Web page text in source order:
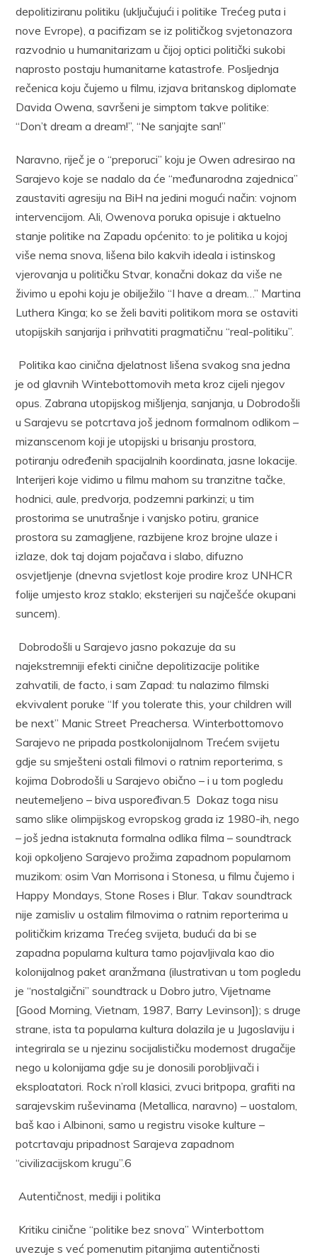
depolitiziranu politiku (uključujući i politike Trećeg puta i
nove Evrope), a pacifizam se iz političkog svjetonazora
razvodnio u humanitarizam u čijoj optici politički sukobi
naprosto postaju humanitarne katastrofe. Posljednja
rečenica koju čujemo u filmu, izjava britanskog diplomate
Davida Owena, savršeni je simptom takve politike:
“Don’t dream a dream!”, “Ne sanjajte san!”
Naravno, riječ je o “preporuci” koju je Owen adresirao na
Sarajevo koje se nadalo da će “međunarodna zajednica”
zaustaviti agresiju na BiH na jedini mogući način: vojnom
intervencijom. Ali, Owenova poruka opisuje i aktuelno
stanje politike na Zapadu općenito: to je politika u kojoj
više nema snova, lišena bilo kakvih ideala i istinskog
vjerovanja u političku Stvar, konačni dokaz da više ne
živimo u epohi koju je obilježilo “I have a dream…” Martina
Luthera Kinga; ko se želi baviti politikom mora se ostaviti
utopijskih sanjarija i prihvatiti pragmatičnu “real-politiku”.
Politika kao cinična djelatnost lišena svakog sna jedna
je od glavnih Wintebottomovih meta kroz cijeli njegov
opus. Zabrana utopijskog mišljenja, sanjanja, u Dobrodošli
u Sarajevu se potcrtava još jednom formalnom odlikom –
mizanscenom koji je utopijski u brisanju prostora,
potiranju određenih spacijalnih koordinata, jasne lokacije.
Interijeri koje vidimo u filmu mahom su tranzitne tačke,
hodnici, aule, predvorja, podzemni parkinzi; u tim
prostorima se unutrašnje i vanjsko potiru, granice
prostora su zamagljene, razbijene kroz brojne ulaze i
izlaze, dok taj dojam pojačava i slabo, difuzno
osvjetljenje (dnevna svjetlost koje prodire kroz UNHCR
folije umjesto kroz staklo; eksterijeri su najčešće okupani
suncem).
Dobrodošli u Sarajevo jasno pokazuje da su
najekstremniji efekti cinične depolitizacije politike
zahvatili, de facto, i sam Zapad: tu nalazimo filmski
ekvivalent poruke “If you tolerate this, your children will
be next” Manic Street Preachersa. Winterbottomovo
Sarajevo ne pripada postkolonijalnom Trećem svijetu
gdje su smješteni ostali filmovi o ratnim reporterima, s
kojima Dobrodošli u Sarajevo obično – i u tom pogledu
neutemeljeno – biva uspoređivan.5 Dokaz toga nisu
samo slike olimpijskog evropskog grada iz 1980-ih, nego
– još jedna istaknuta formalna odlika filma – soundtrack
koji opkoljeno Sarajevo prožima zapadnom popularnom
muzikom: osim Van Morrisona i Stonesa, u filmu čujemo i
Happy Mondays, Stone Roses i Blur. Takav soundtrack
nije zamisliv u ostalim filmovima o ratnim reporterima u
političkim krizama Trećeg svijeta, budući da bi se
zapadna popularna kultura tamo pojavljivala kao dio
kolonijalnog paket aranžmana (ilustrativan u tom pogledu
je “nostalgični” soundtrack u Dobro jutro, Vijetname
[Good Morning, Vietnam, 1987, Barry Levinson]); s druge
strane, ista ta popularna kultura dolazila je u Jugoslaviju i
integrirala se u njezinu socijalističku modernost drugačije
nego u kolonijama gdje su je donosili porobljivači i
eksploatatori. Rock n’roll klasici, zvuci britpopa, grafiti na
sarajevskim ruševinama (Metallica, naravno) – uostalom,
baš kao i Albinoni, samo u registru visoke kulture –
potcrtavaju pripadnost Sarajeva zapadnom
“civilizacijskom krugu”.6
Autentičnost, mediji i politika
Kritiku cinične “politike bez snova” Winterbottom
uvezuje s već pomenutim pitanjima autentičnosti